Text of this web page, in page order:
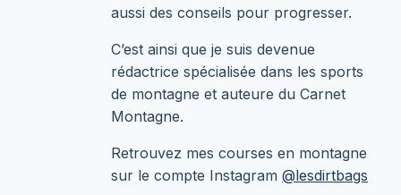
aussi des conseils pour progresser.
C’est ainsi que je suis devenue
rédactrice spécialisée dans les sports
de montagne et auteure du Carnet
Montagne.
Retrouvez mes courses en montagne
sur le compte Instagram @lesdirtbags